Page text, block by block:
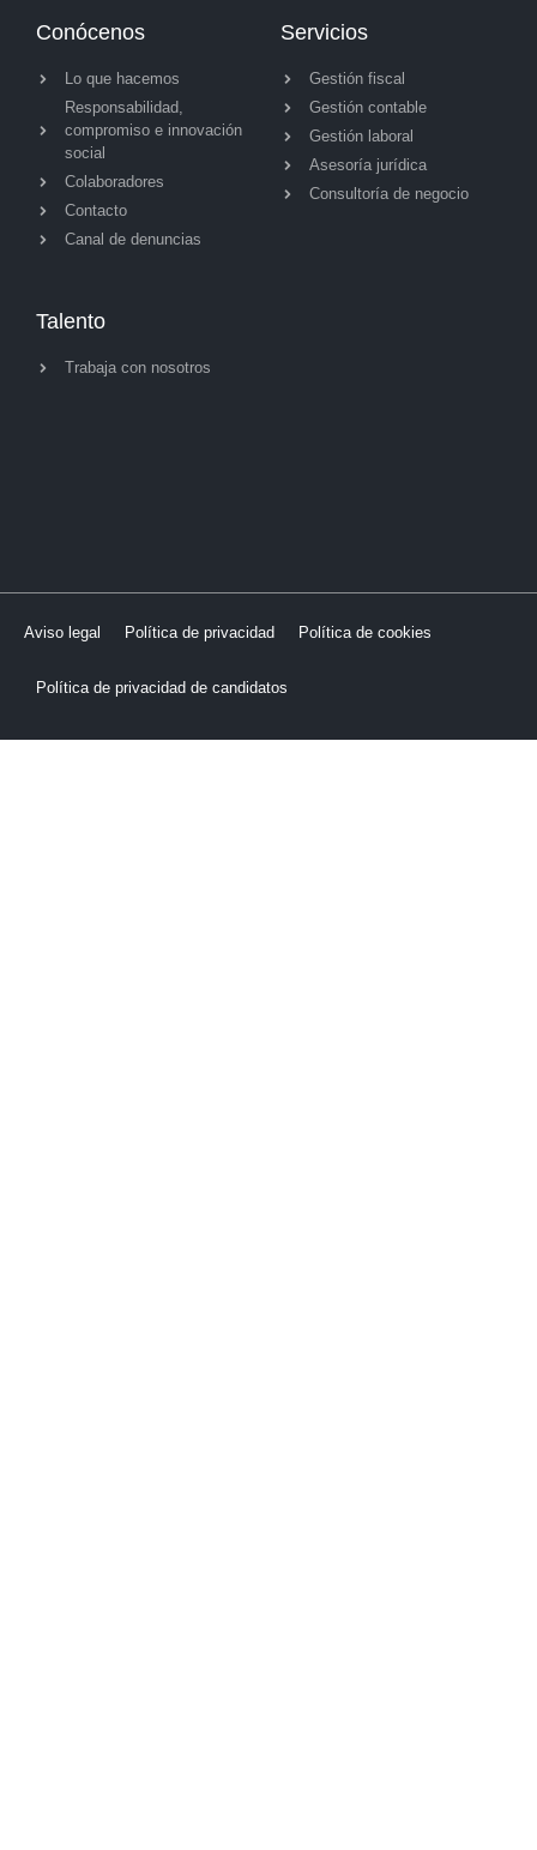
Conócenos
Lo que hacemos
Responsabilidad,
compromiso e innovación
social
Colaboradores
Contacto
Canal de denuncias
Servicios
Gestión fiscal
Gestión contable
Gestión laboral
Asesoría jurídica
Consultoría de negocio
Talento
Trabaja con nosotros
Aviso legal Política de privacidad Política de cookies
Política de privacidad de candidatos